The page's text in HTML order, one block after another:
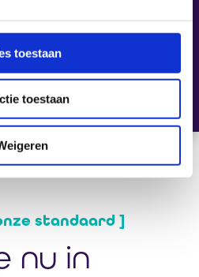
toestaan
toestaan
deze
standaard ]
nu in